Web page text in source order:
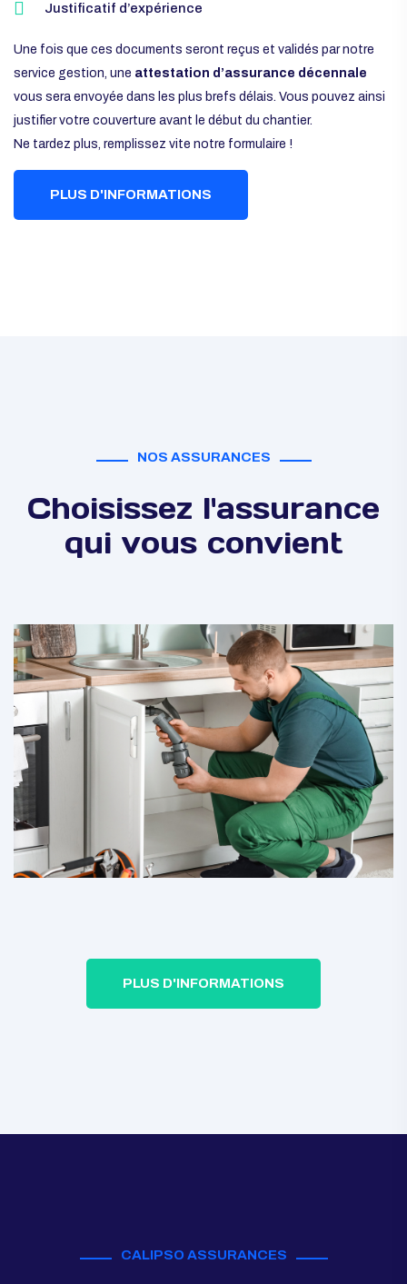
Justificatif d’expérience
Une fois que ces documents seront reçus et validés par notre
service gestion, une attestation d’assurance décennale
vous sera envoyée dans les plus brefs délais. Vous pouvez ainsi
justifier votre couverture avant le début du chantier.
Ne tardez plus, remplissez vite notre formulaire !
PLUS D'INFORMATIONS
NOS ASSURANCES
Choisissez l'assurance
qui vous convient
PLUS D'INFORMATIONS
CALIPSO ASSURANCES